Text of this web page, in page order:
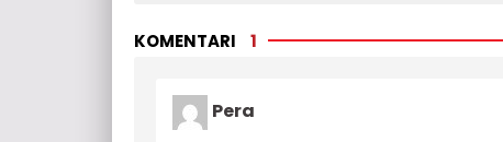
KOMENTARI 1
Pera